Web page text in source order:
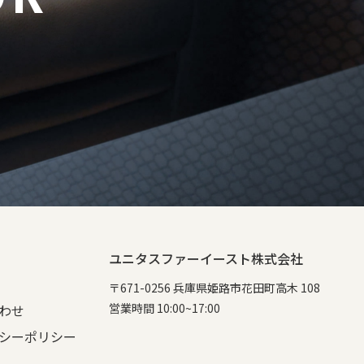
せ
ーポリシー
ユニタスファーイースト株式会社
〒671-0256 兵庫県姫路市花田町高木 108
営業時間 10:00~17:00